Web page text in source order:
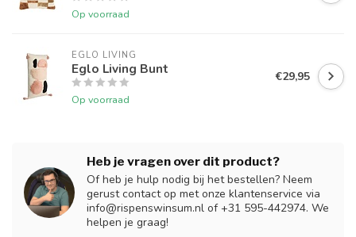
Op voorraad
EGLO LIVING
Eglo Living Bunt
Op voorraad
€29,95
Heb je vragen over dit product?
Of heb je hulp nodig bij het bestellen? Neem
gerust contact op met onze klantenservice via
info@rispenswinsum.nl of +31 595-442974. We
helpen je graag!